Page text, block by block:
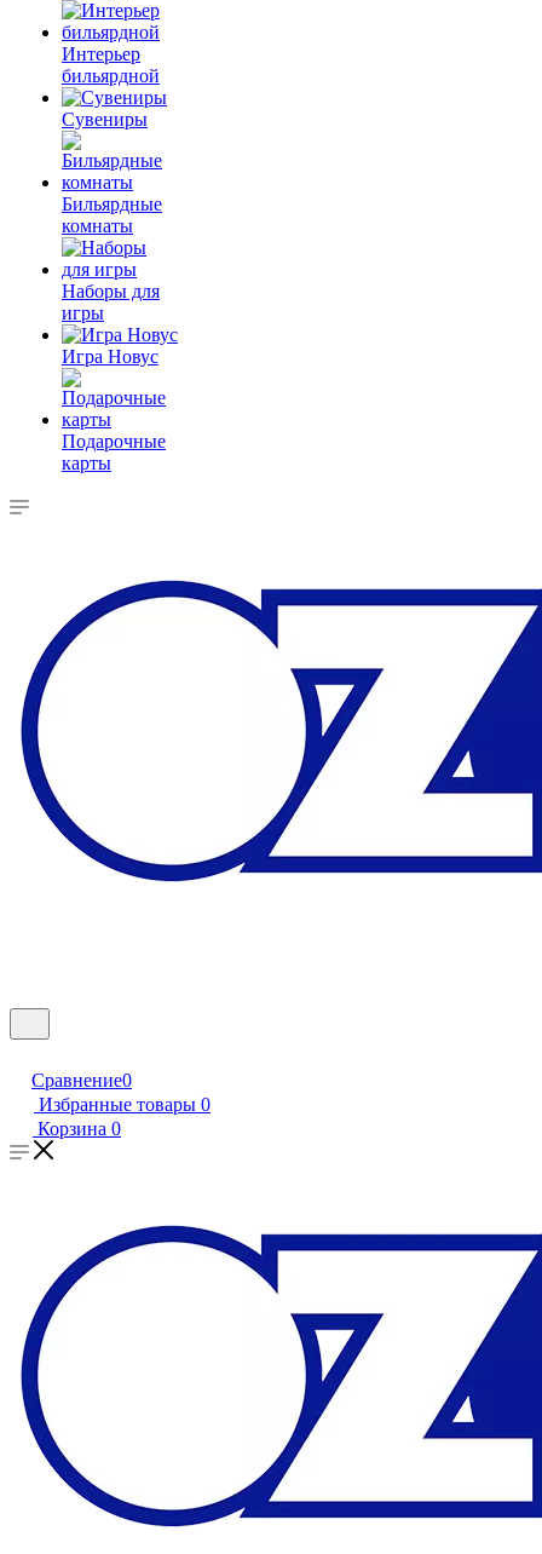
Интерьер
бильярдной
Сувениры
Бильярдные
комнаты
Наборы для
игры
Игра Новус
Подарочные
карты
Сравнение0
Избранные товары 0
Корзина 0